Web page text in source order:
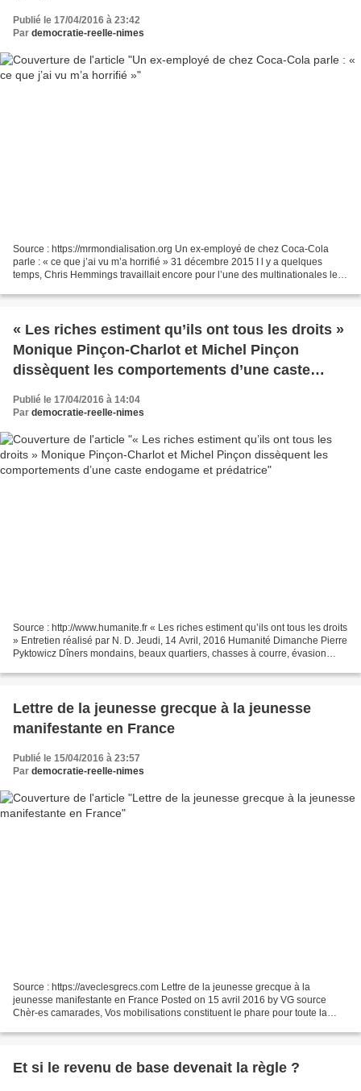
Publié le 17/04/2016 à 23:42
Par democratie-reelle-nimes
Source : https://mrmondialisation.org Un ex-employé de chez Coca-Cola
parle : « ce que j’ai vu m’a horrifié » 31 décembre 2015 I l y a quelques
temps, Chris Hemmings travaillait encore pour l’une des multinationales les
« Les riches estiment qu’ils ont tous les droits »
Monique Pinçon-Charlot et Michel Pinçon
dissèquent les comportements d’une caste
Publié le 17/04/2016 à 14:04
Par democratie-reelle-nimes
Source : http://www.humanite.fr « Les riches estiment qu’ils ont tous les droits
» Entretien réalisé par N. D. Jeudi, 14 Avril, 2016 Humanité Dimanche Pierre
Pyktowicz Dîners mondains, beaux quartiers, chasses à courre, évasion
Lettre de la jeunesse grecque à la jeunesse
manifestante en France
Publié le 15/04/2016 à 23:57
Par democratie-reelle-nimes
Source : https://aveclesgrecs.com Lettre de la jeunesse grecque à la
jeunesse manifestante en France Posted on 15 avril 2016 by VG source
Chèr-es camarades, Vos mobilisations constituent le phare pour toute la
Et si le revenu de base devenait la règle ?